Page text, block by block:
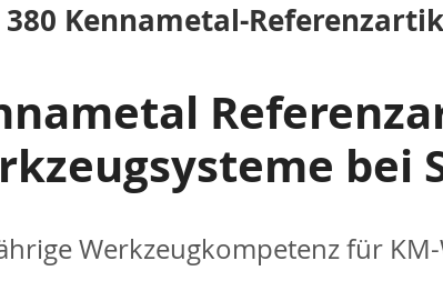
Kennametal-
bei
Werkzeugkompetenz für